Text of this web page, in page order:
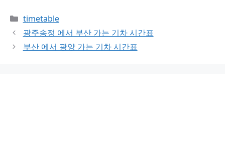
Categories
timetable
광주송정 에서 부산 가는 기차 시간표
부산 에서 광양 가는 기차 시간표